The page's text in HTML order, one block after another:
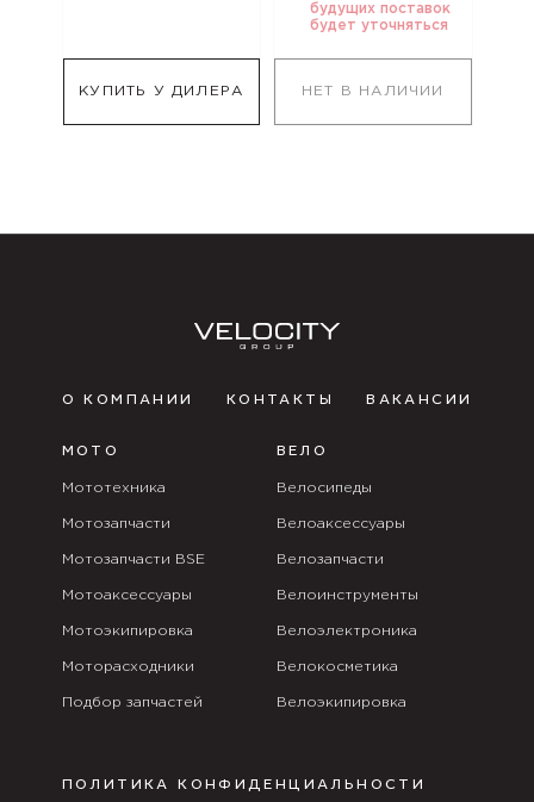
КУПИТЬ У ДИЛЕРА
будущих поставок
будет уточняться
НЕТ В НАЛИЧИИ
О КОМПАНИИ КОНТАКТЫ ВАКАНСИИ
МОТО
Мототехника
Мотозапчасти
Мотозапчасти BSE
Мотоаксессуары
Мотоэкипировка
Моторасходники
Подбор запчастей
ВЕЛО
Велосипеды
Велоаксессуары
Велозапчасти
Велоинструменты
Велоэлектроника
Велокосметика
Велоэкипировка
ПОЛИТИКА КОНФИДЕНЦИАЛЬНОСТИ